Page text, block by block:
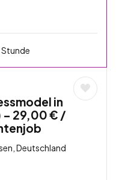
Stunde
in
– 29,00 € /
Deutschland